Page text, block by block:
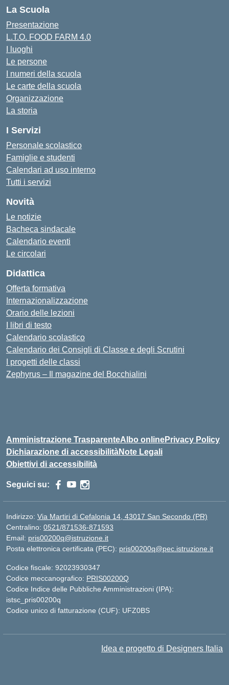
La Scuola
Presentazione
L.T.O. FOOD FARM 4.0
I luoghi
Le persone
I numeri della scuola
Le carte della scuola
Organizzazione
La storia
I Servizi
Personale scolastico
Famiglie e studenti
Calendari ad uso interno
Tutti i servizi
Novità
Le notizie
Bacheca sindacale
Calendario eventi
Le circolari
Didattica
Offerta formativa
Internazionalizzazione
Orario delle lezioni
I libri di testo
Calendario scolastico
Calendario dei Consigli di Classe e degli Scrutini
I progetti delle classi
Zephyrus – Il magazine del Bocchialini
Amministrazione TrasparenteAlbo onlinePrivacy Policy
Dichiarazione di accessibilitàNote Legali
Obiettivi di accessibilità
Seguici su:
Indirizzo: Via Martiri di Cefalonia 14, 43017 San Secondo (PR)
Centralino: 0521/871536-871593
Email: pris00200q@istruzione.it
Posta elettronica certificata (PEC): pris00200q@pec.istruzione.it
Codice fiscale: 92023930347
Codice meccanografico: PRIS00200Q
Codice Indice delle Pubbliche Amministrazioni (IPA):
istsc_pris00200q
Codice unico di fatturazione (CUF): UFZ0BS
Idea e progetto di Designers Italia